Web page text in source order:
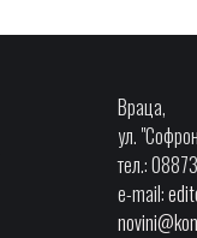
Враца,
ул.
тел.:
e-mail: